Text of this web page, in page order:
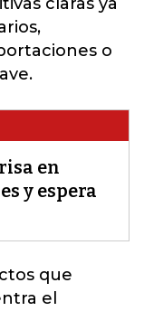
o
en
y espera
que
el